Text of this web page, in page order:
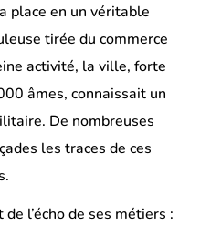
place en un véritable
tirée du commerce
activité, la ville, forte
âmes, connaissait un
De nombreuses
les traces de ces
l’écho de ses métiers :